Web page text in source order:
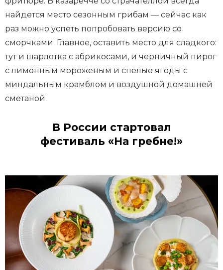
найдется место сезонным грибам — сейчас как
раз можно успеть попробовать версию со
сморчками. Главное, оставить место для сладкого:
тут и шарлотка с абрикосами, и черничный пирог
с лимонным мороженым и спелые ягоды с
миндальным крамблом и воздушной домашней
сметаной.
В России стартовал
фестиваль «На гребне!»